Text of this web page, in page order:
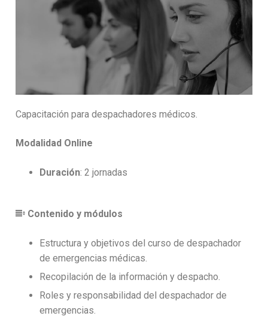
Capacitación para despachadores médicos.
Modalidad Online
Duración: 2 jornadas
Contenido y módulos
Estructura y objetivos del curso de despachador
de emergencias médicas.
Recopilación de la información y despacho.
Roles y responsabilidad del despachador de
emergencias.